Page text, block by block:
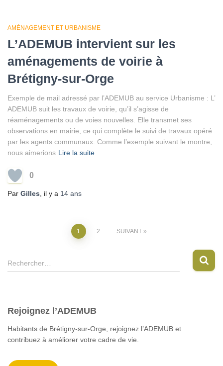
AMÉNAGEMENT ET URBANISME
L’ADEMUB intervient sur les
aménagements de voirie à
Brétigny-sur-Orge
Exemple de mail adressé par l’ADEMUB au service Urbanisme : L’
ADEMUB suit les travaux de voirie, qu’il s’agisse de
réaménagements ou de voies nouvelles. Elle transmet ses
observations en mairie, ce qui complète le suivi de travaux opéré
par les agents communaux. Comme l’exemple suivant le montre,
nous aimerions Lire la suite
0
Par Gilles , il y a 14 ans
Pagination
des
1 2 SUIVANT
R
e
r
c
Rechercher…
Rejoignez l’ADEMUB
Habitants de Brétigny-sur-Orge, rejoignez l’ADEMUB et
contribuez à améliorer votre cadre de vie.